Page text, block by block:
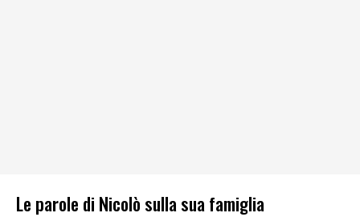
Le parole di Nicolò sulla sua famiglia